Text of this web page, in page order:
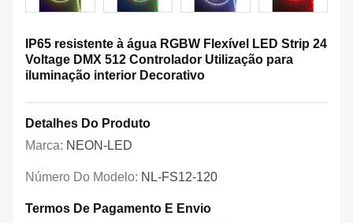
IP65 resistente à água RGBW Flexível LED Strip 24
Voltage DMX 512 Controlador Utilização para
iluminação interior Decorativo
Detalhes Do Produto
Marca: NEON-LED
Número Do Modelo: NL-FS12-120
Termos De Pagamento E Envio